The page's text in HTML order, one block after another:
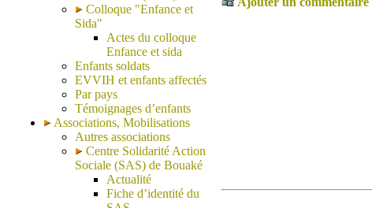
Colloque "Enfance et
Sida"
Actes du colloque
Enfance et sida
Enfants soldats
EVVIH et enfants affectés
Par pays
Témoignages d’enfants
Associations, Mobilisations
Autres associations
Centre Solidarité Action
Sociale (SAS) de Bouaké
Actualité
Fiche d’identité du